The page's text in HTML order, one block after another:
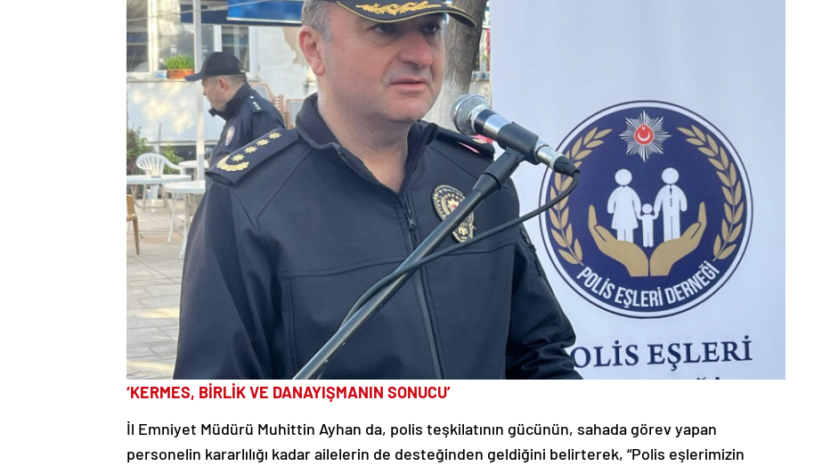
‘KERMES, BİRLİK VE DANAYIŞMANIN SONUCU’
İl Emniyet Müdürü Muhittin Ayhan da, polis teşkilatının gücünün, sahada görev yapan
personelin kararlılığı kadar ailelerin de desteğinden geldiğini belirterek, “Polis eşlerimizin